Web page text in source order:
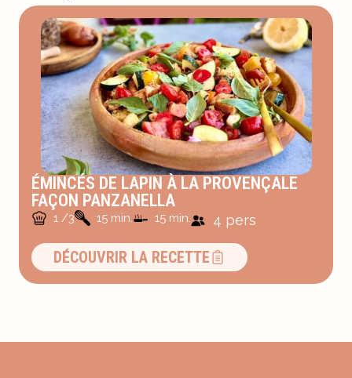
ÉMINCÉS DE LAPIN À LA PROVENÇALE
FAÇON PANZANELLA
1 /3 15 min. 15 min. 4 pers
DÉCOUVRIR LA RECETTE